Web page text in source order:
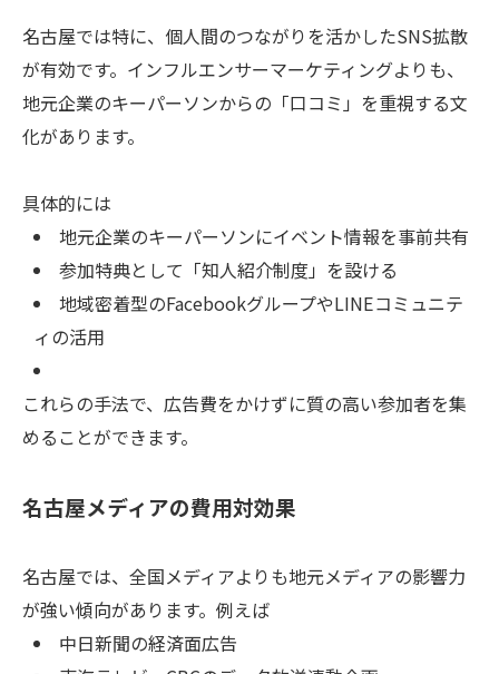
名古屋では特に、個人間のつながりを活かしたSNS拡散
が有効です。インフルエンサーマーケティングよりも、
地元企業のキーパーソンからの「口コミ」を重視する文
化があります。
具体的には
地元企業のキーパーソンにイベント情報を事前共有
参加特典として「知人紹介制度」を設ける
地域密着型のFacebookグループやLINEコミュニテ
ィの活用
これらの手法で、広告費をかけずに質の高い参加者を集
めることができます。
名古屋メディアの費用対効果
名古屋では、全国メディアよりも地元メディアの影響力
が強い傾向があります。例えば
中日新聞の経済面広告